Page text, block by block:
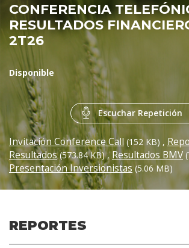
Eventos y Presentaciones
Cobertura de analistas
Gobierno Corporativo
Reportes
Contacto
CONFERENCIA
RESULTADOS
2T26
Disponible
Escuchar Repetición
Invitación Conference Call (152 KB) ,
Resultados (573.84 KB),Resultados BMV
Presentación Inversionistas (5.06 MB)
REPORTES